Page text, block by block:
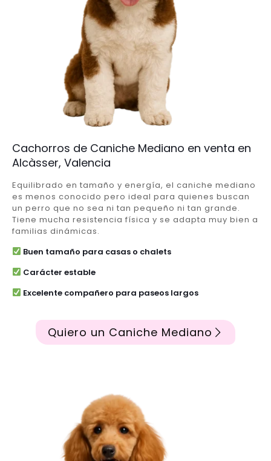
Cachorros de Caniche Mediano en venta en
Alcàsser, Valencia
Equilibrado en tamaño y energía, el caniche mediano
es menos conocido pero ideal para quienes buscan
un perro que no sea ni tan pequeño ni tan grande.
Tiene mucha resistencia física y se adapta muy bien a
familias dinámicas.
Buen tamaño para casas o chalets
Carácter estable
Excelente compañero para paseos largos
Quiero un Caniche Mediano